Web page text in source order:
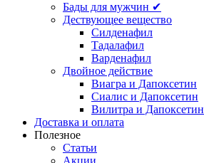
Бады для мужчин ✔
Дествующее вещество
Силденафил
Тадалафил
Варденафил
Двойное действие
Виагра и Дапоксетин
Сиалис и Дапоксетин
Вилитра и Дапоксетин
Доставка и оплата
Полезное
Статьи
Акции